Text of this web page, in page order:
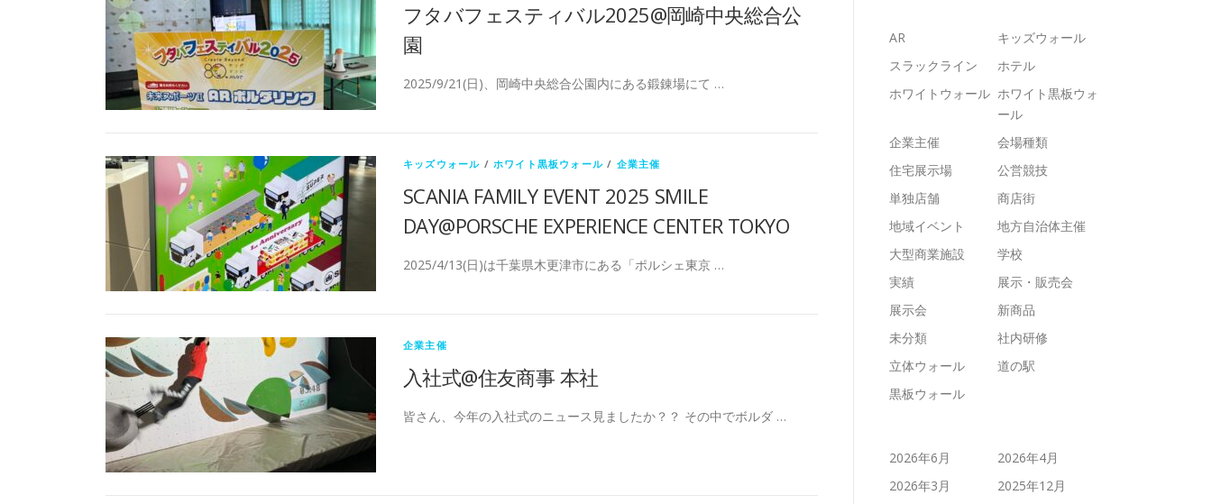
フタバフェスティバル2025@岡崎中央総合公
園
2025/9/21(日)、岡崎中央総合公園内にある鍛錬場にて …
キッズウォール /ホワイト黒板ウォール / 企業主催
SCANIA FAMILY EVENT 2025 SMILE
DAY@PORSCHE EXPERIENCE CENTER TOKYO
2025/4/13(日)は千葉県木更津市にある「ポルシェ東京 …
企業主催
入社式@住友商事 本社
皆さん、今年の入社式のニュース見ましたか？？ その中でボルダ …
AR
キッズウォール
スラックライン
ホテル
ホワイトウォール ホワイト黒板ウォ
ール
企業主催
会場種類
住宅展示場
公営競技
単独店舗
商店街
地域イベント
地方自治体主催
大型商業施設
学校
実績
展示・販売会
展示会
新商品
未分類
社内研修
立体ウォール
道の駅
黒板ウォール
2026年6月
2026年4月
2026年3月
2025年12月